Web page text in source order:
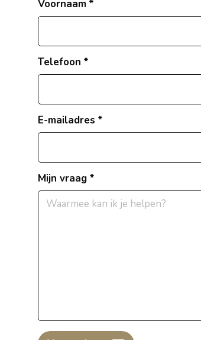
Voornaam
Telefoon
E-mailadres
Mijn vraag